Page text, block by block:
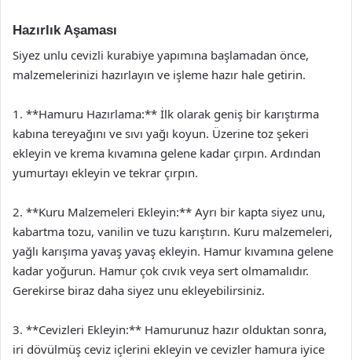
Hazırlık Aşaması
Siyez unlu cevizli kurabiye yapımına başlamadan önce,
malzemelerinizi hazırlayın ve işleme hazır hale getirin.
1. **Hamuru Hazırlama:** İlk olarak geniş bir karıştırma
kabına tereyağını ve sıvı yağı koyun. Üzerine toz şekeri
ekleyin ve krema kıvamına gelene kadar çırpın. Ardından
yumurtayı ekleyin ve tekrar çırpın.
2. **Kuru Malzemeleri Ekleyin:** Ayrı bir kapta siyez unu,
kabartma tozu, vanilin ve tuzu karıştırın. Kuru malzemeleri,
yağlı karışıma yavaş yavaş ekleyin. Hamur kıvamına gelene
kadar yoğurun. Hamur çok cıvık veya sert olmamalıdır.
Gerekirse biraz daha siyez unu ekleyebilirsiniz.
3. **Cevizleri Ekleyin:** Hamurunuz hazır olduktan sonra,
iri dövülmüş ceviz içlerini ekleyin ve cevizler hamura iyice